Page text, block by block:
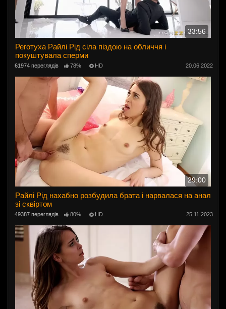
33:56
Реготуха Райлі Рід сіла піздою на обличчя і
покуштувала сперми
61974 переглядів 78% HD 20.06.2022
29:00
Райлі Рід нахабно розбудила брата і нарвалася на анал
зі сквіртом
49387 переглядів 80% HD 25.11.2023